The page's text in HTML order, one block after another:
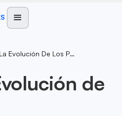
XRP Y La Evolución De Los Pagos Transfronterizos
de